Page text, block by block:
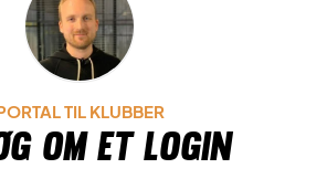
TIL KLUBBER
om et login